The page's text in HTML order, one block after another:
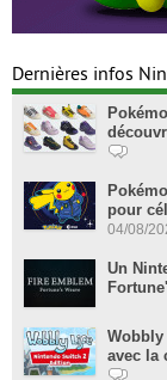
Dernières infos
pour
04/08/
Un
Wobbly
avec la